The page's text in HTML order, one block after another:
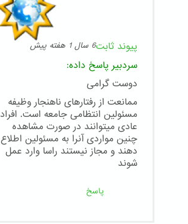
پیوند ثابت6 سال 1 هفته پیش
سردبیر پاسخ داده:
دوست گرامی
ممانعت از رفتارهای ناهنجار وظیفه
مسئولین انتظامی جامعه است. افراد
عادی میتوانند در صورت مشاهده
چنین مواردی آنرا به مسئولین اطلاع
دهند و مجاز نیستند راسا وارد عمل
شوند
پاسخ